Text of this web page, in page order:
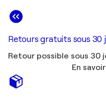
Retours gratuits sous 30
Retour possible sous 30
En